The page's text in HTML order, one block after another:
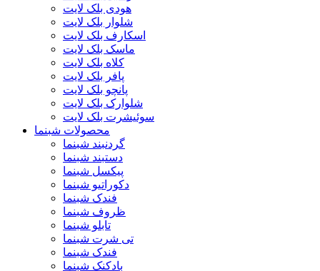
هودی بلک لایت
شلوار بلک لایت
اسکارف بلک لایت
ماسک بلک لایت
کلاه بلک لایت
پافر بلک لایت
پانچو بلک لایت
شلوارک بلک لایت
سوئیشرت بلک لایت
محصولات شبنما
گردنبند شبنما
دستبند شبنما
پیکسل شبنما
دکوراتیو شبنما
فندک شبنما
ظروف شبنما
تابلو شبنما
تی شرت شبنما
فندک شبنما
بادکنک شبنما